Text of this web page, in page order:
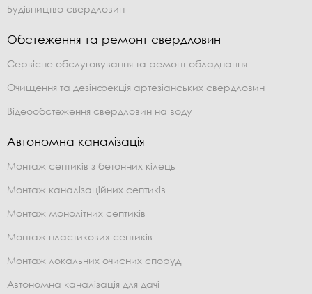
Будівництво свердловин
Обстеження та ремонт свердловин
Сервісне обслуговування та ремонт обладнання
Очищення та дезінфекція артезіанських свердловин
Відеообстеження свердловин на воду
Автономна каналізація
Монтаж септиків з бетонних кілець
Монтаж каналізаційних септиків
Монтаж монолітних септиків
Монтаж пластикових септиків
Монтаж локальних очисних споруд
Автономна каналізація для дачі